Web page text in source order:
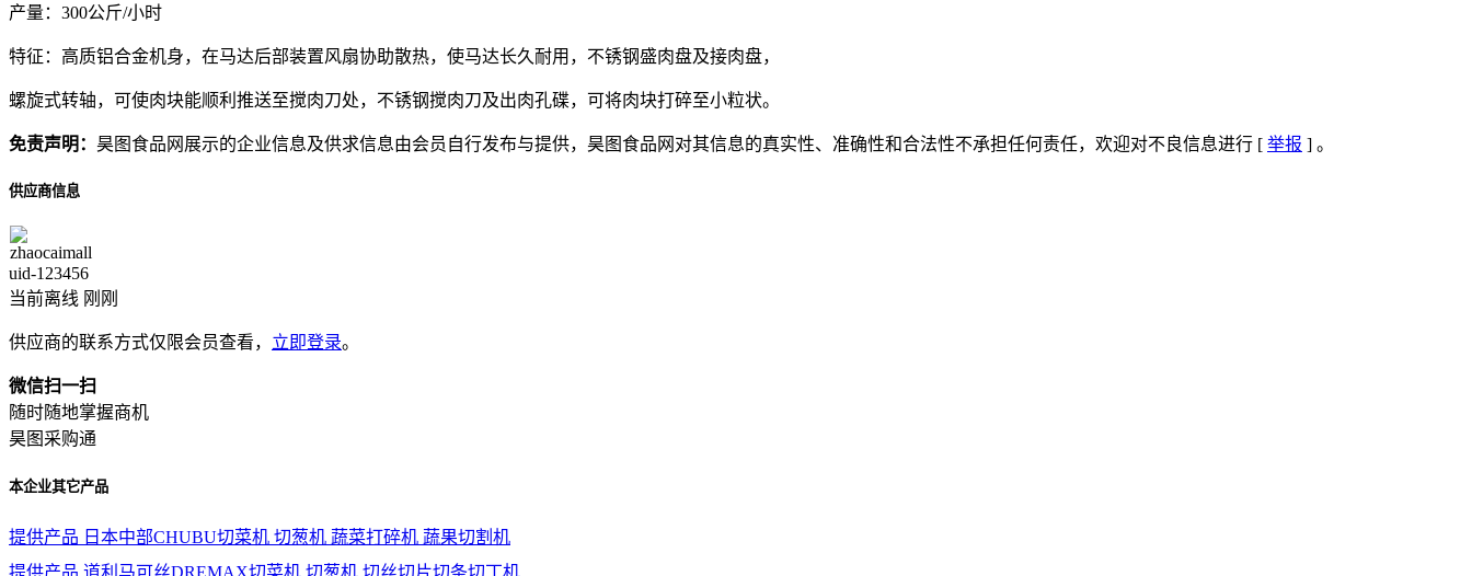
产量：300公斤/小时
特征：高质铝合金机身，在马达后部装置风扇协助散热，使马达长久耐用，不锈钢盛肉盘及接肉盘，
螺旋式转轴，可使肉块能顺利推送至搅肉刀处，不锈钢搅肉刀及出肉孔碟，可将肉块打碎至小粒状。
免责声明： 昊图食品网展示的企业信息及供求信息由会员自行发布与提供，昊图食品网对其信息的真实性、准确性和合法性不承担任何责任，欢迎对不良信息进行 [ 举报 ] 。
供应商信息
uid-123456
当前离线 刚刚
供应商的联系方式仅限会员查看， 立即登录。
微信扫一扫
随时随地掌握商机
昊图采购通
本企业其它产品
提供产品 日本中部CHUBU切菜机 切葱机 蔬菜打碎机 蔬果切割机
提供产品 道利马可丝DREMAX切菜机 切葱机 切丝切片切条切丁机